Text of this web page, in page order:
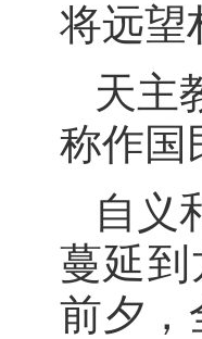
将远望
天主
称作国
自义
蔓延
前夕，